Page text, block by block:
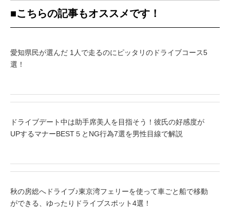
■こちらの記事もオススメです！
愛知県民が選んだ 1人で走るのにピッタリのドライブコース5
選！
ドライブデート中は助手席美人を目指そう！彼氏の好感度が
UPするマナーBEST５とNG行為7選を男性目線で解説
秋の房総へドライブ♪東京湾フェリーを使って車ごと船で移動
ができる、ゆったりドライブスポット4選！